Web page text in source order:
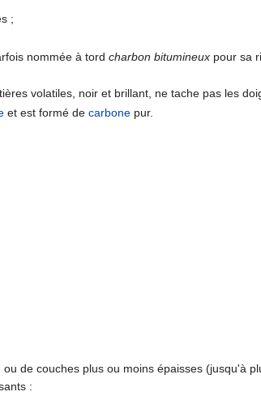
;
nommée à tord charbon bitumineuxpour sa
volatiles, noir et brillant, ne tache pas les
et est formé decarbone pur.
de couches plus ou moins épaisses (jusqu'à
: